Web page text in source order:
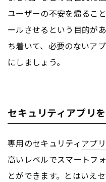
ユーザーの不安を煽るこ
ールさせるという目的が
ち着いて、必要のないア
にしましょう。
セキュリティアプリ
専用のセキュリティアプリ
高いレベルでスマートフ
とができます。とはいえ